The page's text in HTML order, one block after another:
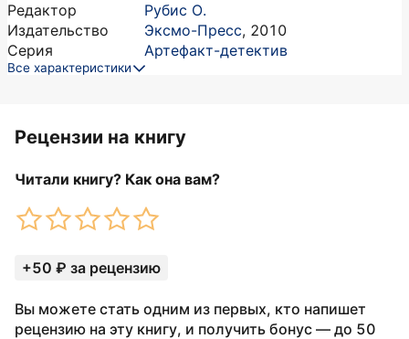
Редактор
Рубис О.
Издательство
Эксмо-Пресс, 2010
Серия
Артефакт-детектив
Все характеристики
Рецензии на книгу
Читали книгу? Как она вам?
+50 ₽ за рецензию
Вы можете стать одним из первых, кто напишет
рецензию на эту книгу, и получить бонус — до 50